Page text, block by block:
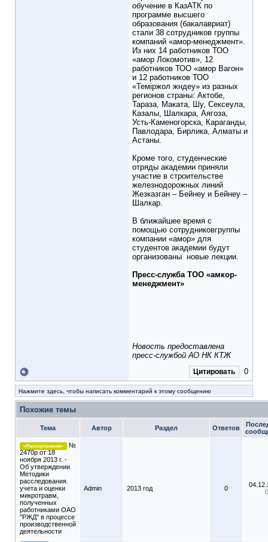
обучение в КазАТК по
программе высшего
образования (бакалавриат)
стали 38 сотрудников группы
компаний «амор-менеджмент».
Из них 14 работников ТОО
«амор Локомотив», 12
работников ТОО «амор Вагон»
и 12 работников ТОО
«Теміржол жндеу» из разных
регионов страны: Актобе,
Тараза, Маката, Шу, Сексеула,
Казалы, Шалкара, Аягоза,
Усть-Каменогорска, Караганды,
Павлодара, Бирлика, Алматы и
Астаны.
Кроме того, студенческие
отряды академии приняли
участие в строительстве
железнодорожных линий
Жезказган – Бейнеу и Бейнеу –
Шалкар.
В ближайшее время с
помощью сотрудниковгруппы
компании «амор» для
студентов академии будут
организованы новые лекции.
Пресс-служба ТОО «амкор-
менеджмент»
Новость предоставлена
пресс-службой АО НК КТЖ
Цитировать 0
Нажмите здесь, чтобы написать комментарий к этому сообщению
Похожие темы
Тема Автор Раздел Ответов
=Распоряжение=
№
2470р от 18
ноября 2013 г. -
Об утверждении
Методики
расследования.
учета и оценки
микротравм,
полученных
работниками ОАО
"РЖД" в процессе
производственной
деятельности
Admin 2013 год 0